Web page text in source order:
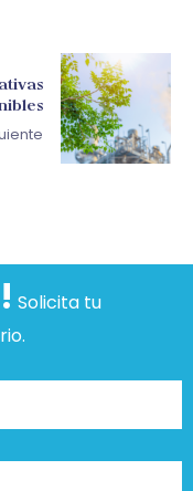
Solicita tu